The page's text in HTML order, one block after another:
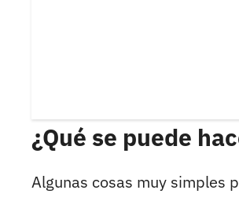
¿Qué se puede
Algunas cosas muy simples